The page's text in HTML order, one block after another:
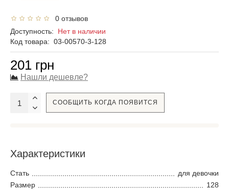
0 отзывов
Доступность: Нет в наличии
Код товара: 03-00570-3-128
201 грн
Нашли дешевле?
СООБЩИТЬ КОГДА ПОЯВИТСЯ
Характеристики
Стать
для девочки
Размер
128